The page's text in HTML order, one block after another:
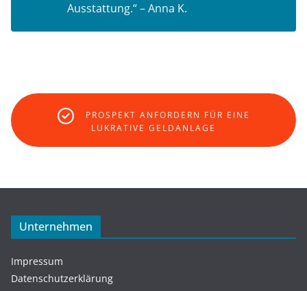
Ausstattung.“ – Anna K.
PROSPEKT ANFORDERN FÜR EINE
LUKRATIVE GELDANLAGE
Unternehmen
Impressum
Datenschutzerklärung